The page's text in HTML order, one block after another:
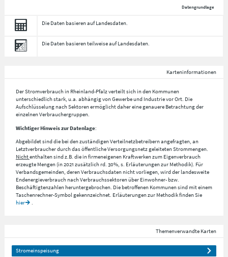
Datengrundlage
Die Daten basieren auf Landesdaten.
Die Daten basieren teilweise auf Landesdaten.
Karteninformationen
Der Stromverbrauch in Rheinland-Pfalz verteilt sich in den Kommunen
unterschiedlich stark, u.a. abhängig von Gewerbe und Industrie vor Ort. Die
Aufschlüsselung nachSektorenermöglicht daher eine genauere Betrachtung der
einzelnen Verbrauchergruppen.
Wichtiger Hinweis zur Datenlage:
Abgebildet sind die bei den zuständigen Verteilnetzbetreibern angefragten, an
Letztverbraucher durch das öffentliche Versorgungsnetz geleiteten Strommengen.
Nichtenthalten sind z.B. die in firmeneigenen Kraftwerken zum Eigenverbrauch
erzeugte Mengen (in 2021 zusätzlich rd. 30%, s. Erläuterungen zur Methodik). Für
Verbandsgemeinden, deren Verbrauchsdaten nicht vorliegen, wird der landesweite
Endenergieverbrauch nach Verbrauchssektoren über Einwohner- bzw.
Beschäftigtenzahlen heruntergebrochen. Die betroffenen Kommunen sind mit einem
Taschenrechner-Symbol gekennzeichnet. Erläuterungen zur Methodik finden Sie
hier
.
Themenverwandte Karten
Stromeinspeisung